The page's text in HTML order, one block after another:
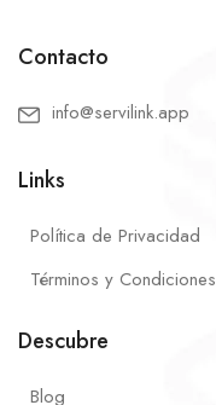
Contacto
info@servilink.app
Links
Política de Privacidad
Términos y Condiciones
Descubre
Blog